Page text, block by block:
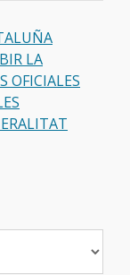
LA
OFICIALES